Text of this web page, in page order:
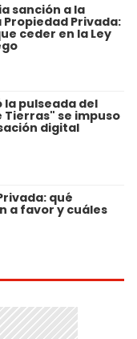
sanción a la
Privada:
ceder en la Ley
la pulseada del
Tierras" se impuso
digital
qué
a favor y cuáles